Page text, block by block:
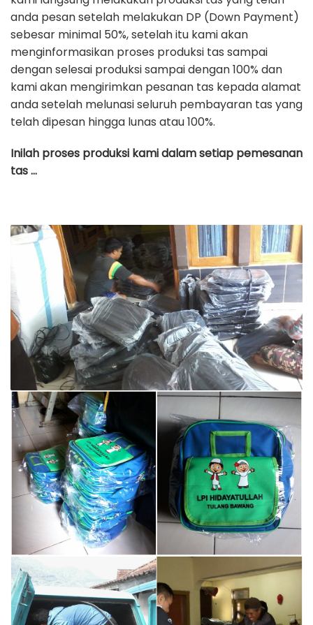
anda pesan setelah melakukan DP (Down Payment)
sebesar minimal 50%, setelah itu kami akan
menginformasikan proses produksi tas sampai
dengan selesai produksi sampai dengan 100% dan
kami akan mengirimkan pesanan tas kepada alamat
anda setelah melunasi seluruh pembayaran tas yang
telah dipesan hingga lunas atau 100%.
Inilah proses produksi kami dalam setiap pemesanan
tas …